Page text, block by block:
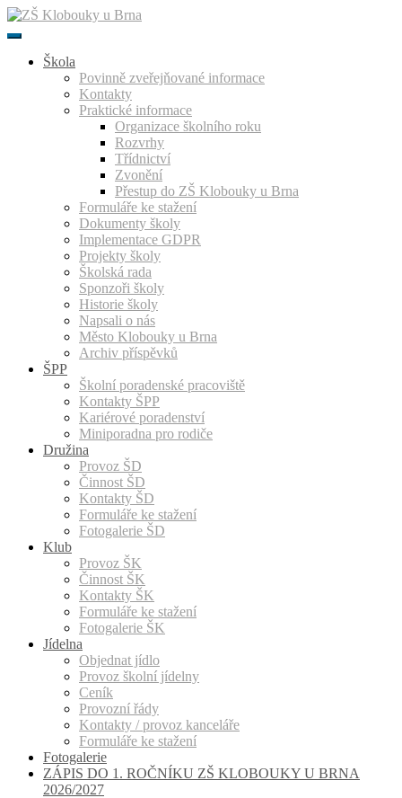
Přeskočit
k
Škola
Povinně zveřejňované informace
Kontakty
Praktické informace
Organizace školního roku
Rozvrhy
Třídnictví
Zvonění
Přestup do ZŠ Klobouky u Brna
Formuláře ke stažení
Dokumenty školy
Implementace GDPR
Projekty školy
Školská rada
Sponzoři školy
Historie školy
Napsali o nás
Město Klobouky u Brna
Archiv příspěvků
ŠPP
Školní poradenské pracoviště
Kontakty ŠPP
Kariérové poradenství
Miniporadna pro rodiče
Družina
Provoz ŠD
Činnost ŠD
Kontakty ŠD
Formuláře ke stažení
Fotogalerie ŠD
Klub
Provoz ŠK
Činnost ŠK
Kontakty ŠK
Formuláře ke stažení
Fotogalerie ŠK
Jídelna
Objednat jídlo
Provoz školní jídelny
Ceník
Provozní řády
Kontakty / provoz kanceláře
Formuláře ke stažení
Fotogalerie
ZÁPIS DO 1. ROČNÍKU ZŠ KLOBOUKY U BRNA
2026/2027